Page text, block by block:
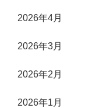
2026年4月
2026年3月
2026年2月
2026年1月